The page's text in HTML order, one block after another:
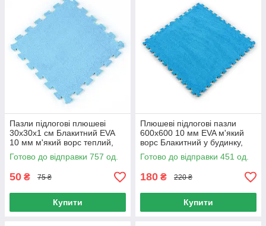
Пазли підлогові плюшеві
30х30х1 см Блакитний EVA
10 мм м'який ворс теплий,
Килимок-пазл 300х300 мм
для дитячої EVA
Готово до відправки 757 од.
50 ₴ 75 ₴
Купити
Плюшеві підлогові пазли
600х600 10 мм EVA м'який
ворс Блакитний у будинку,
Підлогові пазли 600х600 для
дитячої 10 мм
Готово до відправки 451 од.
180 ₴ 220 ₴
Купити